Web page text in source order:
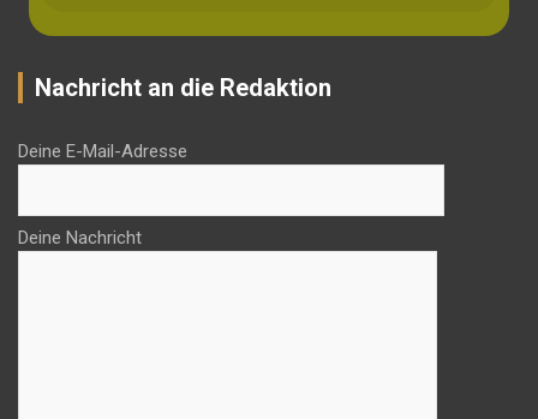
Nachricht an die Redaktion
Deine E-Mail-Adresse
Deine Nachricht